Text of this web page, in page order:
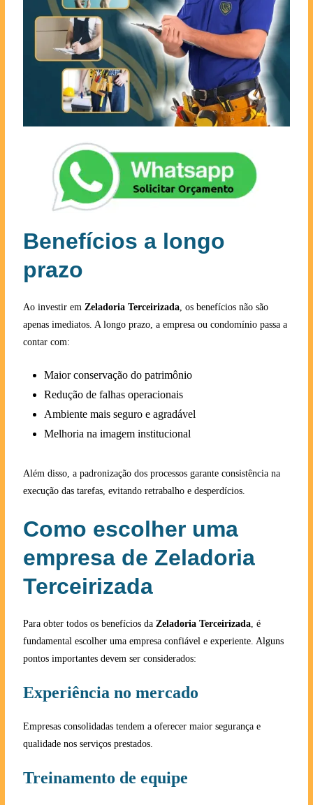
Benefícios a longo
prazo
Ao investir em Zeladoria Terceirizada, os benefícios não são
apenas imediatos. A longo prazo, a empresa ou condomínio passa a
contar com:
Maior conservação do patrimônio
Redução de falhas operacionais
Ambiente mais seguro e agradável
Melhoria na imagem institucional
Além disso, a padronização dos processos garante consistência na
execução das tarefas, evitando retrabalho e desperdícios.
Como escolher uma
empresa de Zeladoria
Terceirizada
Para obter todos os benefícios da Zeladoria Terceirizada, é
fundamental escolher uma empresa confiável e experiente. Alguns
pontos importantes devem ser considerados:
Experiência no mercado
Empresas consolidadas tendem a oferecer maior segurança e
qualidade nos serviços prestados.
Treinamento de equipe